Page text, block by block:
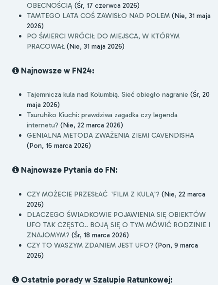
OBECNOŚCIĄ (Śr, 17 czerwca 2026)
TAMTEGO LATA COŚ ZAWISŁO NAD POLEM (Nie, 31 maja
2026)
PO ŚMIERCI WRÓCIŁ DO MIEJSCA, W KTÓRYM
PRACOWAŁ (Nie, 31 maja 2026)
Najnowsze w FN24:
Tajemnicza kula nad Kolumbią. Sieć obiegło nagranie (Śr, 20
maja 2026)
Tsuruhiko Kiuchi: prawdziwa zagadka czy legenda
internetu? (Nie, 22 marca 2026)
GENIALNA METODA ZWAŻENIA ZIEMI CAVENDISHA
(Pon, 16 marca 2026)
Najnowsze Pytania do FN:
CZY MOŻECIE PRZESŁAĆ 'FILM Z KULĄ'? (Nie, 22 marca
2026)
DLACZEGO ŚWIADKOWIE POJAWIENIA SIĘ OBIEKTÓW
UFO TAK CZĘSTO.. BOJĄ SIĘ O TYM MÓWIĆ RODZINIE I
ZNAJOMYM? (Śr, 18 marca 2026)
CZY TO WASZYM ZDANIEM JEST UFO? (Pon, 9 marca
2026)
Ostatnie porady w Szalupie Ratunkowej: